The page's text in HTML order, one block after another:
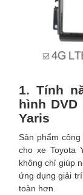
1. Tính
hình
Yaris
Sản phẩm
cho xe Toyota
không chỉ giúp
ứng dụng giải
toàn hơn.